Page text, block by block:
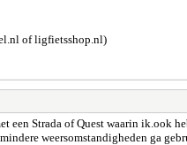
of ligfietsshop.nl)
een Strada of Quest waarin ik.ook
weersomstandigheden ga